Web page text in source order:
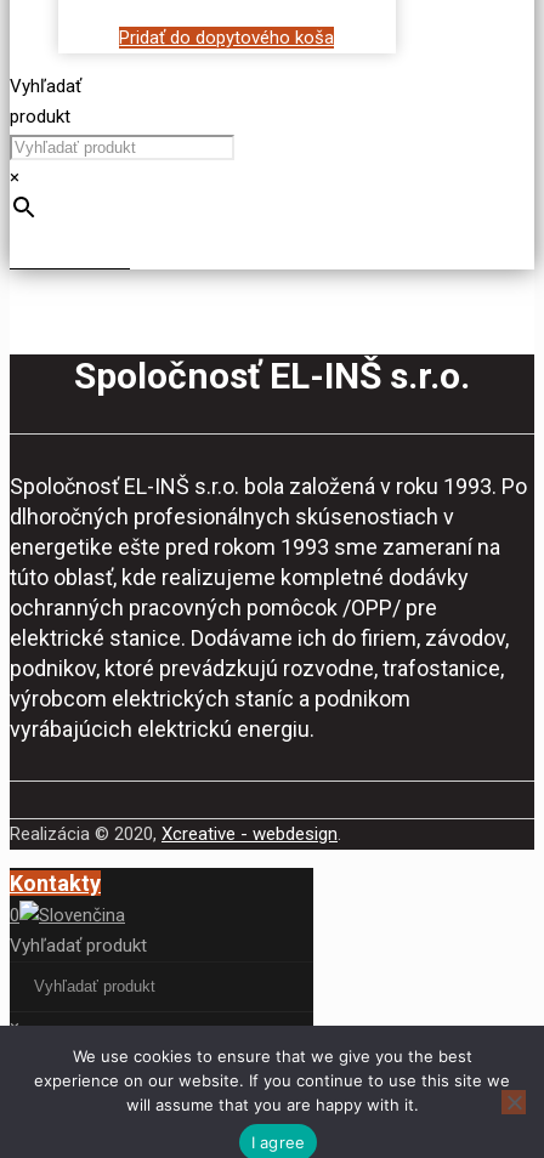
Pridať do dopytového koša
Vyhľadať
produkt
×
Spoločnosť EL-INŠ s.r.o.
Spoločnosť EL-INŠ s.r.o. bola založená v roku 1993. Po
dlhoročných profesionálnych skúsenostiach v
energetike ešte pred rokom 1993 sme zameraní na
túto oblasť, kde realizujeme kompletné dodávky
ochranných pracovných pomôcok /OPP/ pre
elektrické stanice. Dodávame ich do firiem, závodov,
podnikov, ktoré prevádzkujú rozvodne, trafostanice,
výrobcom elektrických staníc a podnikom
vyrábajúcich elektrickú energiu.
Realizácia © 2020, Xcreative - webdesign.
Kontakty
0
Vyhľadať produkt
×
Pre túto stránku nie je dostupný
We use cookies to ensure that we give you the best
experience on our website. If you continue to use this site we
will assume that you are happy with it.
I agree